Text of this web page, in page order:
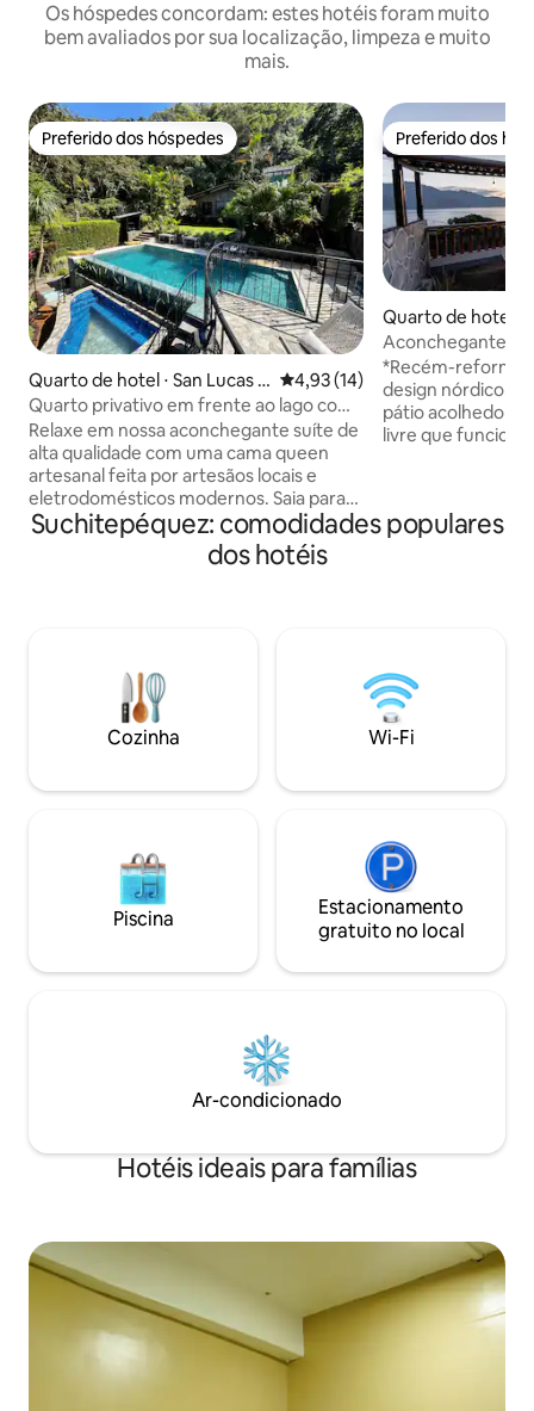
Os hóspedes concordam: estes hotéis foram muito
bem avaliados por sua localização, limpeza e muito
mais.
Preferido dos hóspedes
Preferido dos hóspedes
Quarto de hotel ⋅ San Lucas T
olimán
4,93 de uma avaliação média
4,93 (14)
Quarto privativo em frente ao lago com
piscina, jacuzzi e sauna
Relaxe em nossa aconchegante suíte de
alta qualidade com uma cama queen
artesanal feita por artesãos locais e
eletrodomésticos modernos. Saia para
as vistas deslumbrantes do Lago Atitlán,
jardins exuberantes e montanhas
majestosas, criando um refúgio
cenário perfeito para apreciar a
paisagem espetacular. Desfrute de
acesso privativo à nossa piscina, sauna,
jacuzzi e doca privativa durante toda a
Preferido dos
Preferido dos
Quarto de hotel ⋅
a Laguna
Aconchegante -
orgânico - Praia
*Recém-
design nórdico e
pátio acolhedor,
livre que
lugar de
do Lago Atitlán.
Suchitepéquez: comodidades populares
dos hotéis
Cozinha Wi-Fi
Piscina
Estacionamento
gratuito no local
Ar-condicionado
Hotéis ideais para famílias